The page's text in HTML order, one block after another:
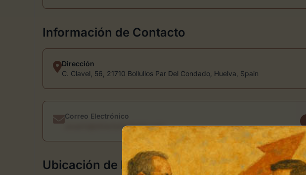
Información de Contacto
Dirección
C. Clavel, 56, 21710 Bollullos Par Del Condado, Huelva, Spain
Correo Electrónico
usuario@directoriodearte.com
Ubicación de ReketeWapa